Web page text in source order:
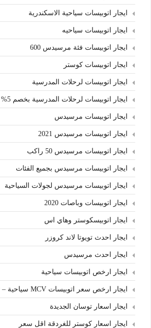
ايجار اتوبيسات سياحية الاسكندرية
ايجار اتوبيسات سياحيه
ايجار اتوبيسات فئة مرسيدس 600
ايجار اتوبيسات كوستر
ايجار اتوبيسات لرحلات المدرسية
ايجار اتوبيسات لرحلات المدرسية بخصم 5% للقطاع الحكومي
ايجار اتوبيسات مرسيدس
ايجار اتوبيسات مرسيدس 2021
ايجار اتوبيسات مرسيدس 50 راكب
ايجار اتوبيسات مرسيدس بجميع الفئات
ايجار اتوبيسات مرسيدس لجولات السياحية
ايجار اتوبيسات وباصات 2020
ايجار اتوبيسكوستر وهاي اس
ايجار احدث تويوتا لاند كروزر
ايجار احدث مرسيدس
ايجار ارخص اتوبيسات سياحية
ايجار ارخص سعر اتوبيسات MCV سياحية – تورست باص
ايجار اسعار توسان الجديدة
ايجار اسعار كوستر للغردقة اقل سعر